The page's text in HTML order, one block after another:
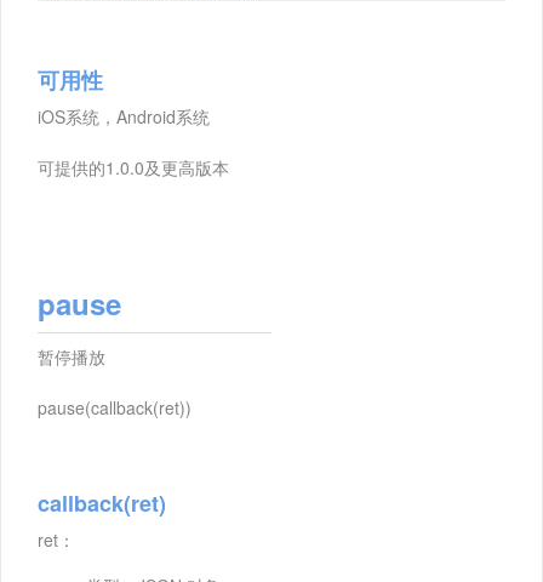
可用性
iOS系统，Android系统
可提供的1.0.0及更高版本
pause
暂停播放
pause(callback(ret))
callback(ret)
ret：